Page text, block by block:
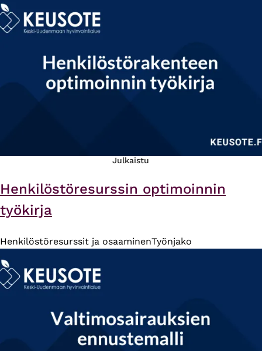
Julkaistu
Henkilöstöresurssin optimoinnin
työkirja
Henkilöstöresurssit ja osaaminenTyönjako